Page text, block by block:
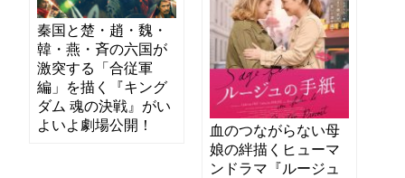
秦国と楚・趙・魏・
韓・燕・斉の六国が
激突する「合従軍
編」を描く『キング
ダム 魂の決戦』がい
よいよ劇場公開！
血のつながらない母
娘の絆描くヒューマ
ンドラマ『ルージュ